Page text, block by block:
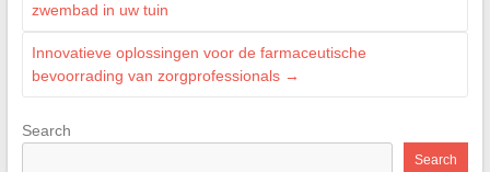
zwembad in uw tuin
Innovatieve oplossingen voor de farmaceutische
bevoorrading van zorgprofessionals →
Search
Search